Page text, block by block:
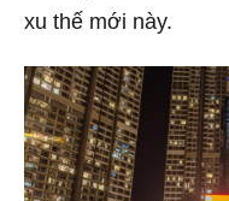
xu thế mới này.